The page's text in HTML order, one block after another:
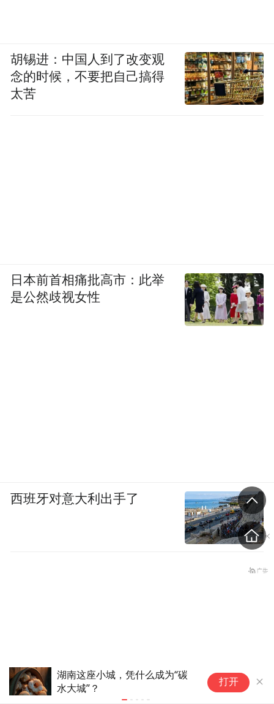
一周看天下丨旅美大熊猫“宝力”
迎来5岁生日
科画｜天气
打开
胡锡进：中国人到了改变观
念的时候，不要把自己搞得
太苦
日本前首相痛批高市：此举
是公然歧视女性
西班牙对意大利出手了